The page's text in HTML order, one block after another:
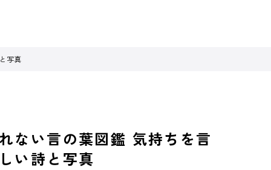
写真
ない言の葉図鑑 気持ちを言
い詩と写真